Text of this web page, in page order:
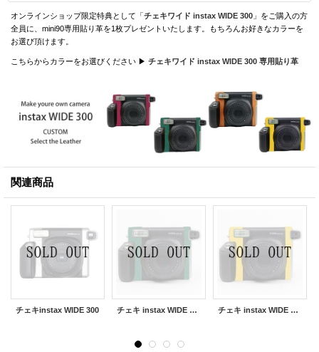
オンラインショップ限定特典として「チェキワイド instax WIDE 300 」をご購入の方
全員に、mini90専用貼り革を1枚プレゼントいたします。もちろんお好きなカラーを
お選び頂けます。
こちらからカラーをお選びください ▶ チェキワイド instax WIDE 300 専用貼り革
関連商品
チェキinstax WIDE 300 チェキ instax WIDE 300 専用カスタムレザー [Green] チェキ instax WIDE 300 専用カスタムレザー [Yellow]